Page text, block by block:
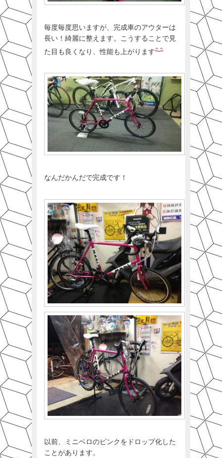
毎度毎度思いますが、完成車のアウターは
長い！綺麗に整えます。こうすることで見
た目も良くなり、性能も上がります
なんだかんだで完成です！
以前、ミニベロのピンクをドロップ化した
ことがあります。